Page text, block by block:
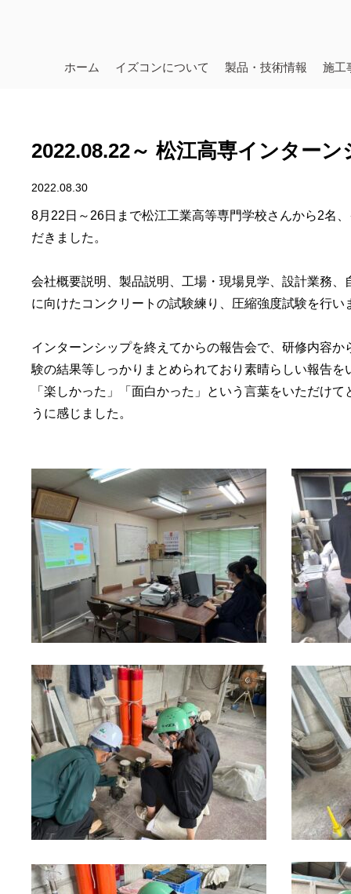
ホーム イズコンについて 製品・技術情報 施工
2022.08.22～ 松江高専インターン
2022.08.30
8月22日～26日まで松江工業高等専門学校さんから2名
だきました。
会社概要説明、製品説明、工場・現場見学、設計業務
に向けたコンクリートの試験練り、圧縮強度試験を行い
インターンシップを終えてからの報告会で、研修内容
験の結果等しっかりまとめられており素晴らしい報告
「楽しかった」「面白かった」という言葉をいただけ
うに感じました。